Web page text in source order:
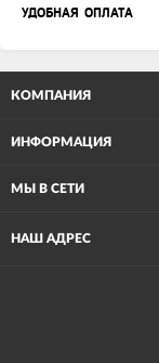
УДОБНАЯ ОПЛАТА
КОМПАНИЯ
ИНФОРМАЦИЯ
МЫ В СЕТИ
НАШ АДРЕС